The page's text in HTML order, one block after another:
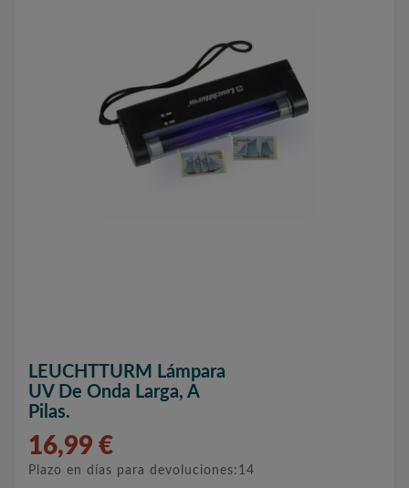
LEUCHTTURM Lámpara
UV De Onda Larga, A
Pilas.
16,99 €
Plazo en días para devoluciones:14